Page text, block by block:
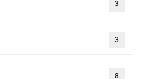
3
3
8